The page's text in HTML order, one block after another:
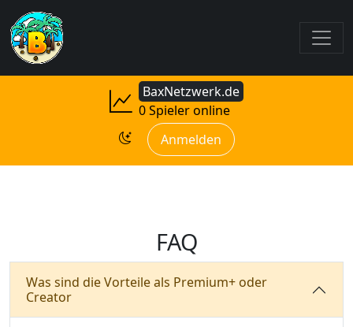
BaxNetzwerk.de
0 Spieler online
Anmelden
FAQ
Was sind die Vorteile als Premium+ oder
Creator